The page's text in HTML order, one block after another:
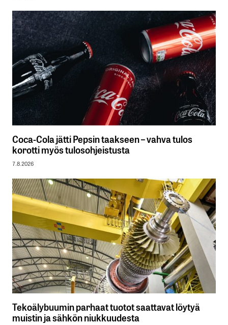
Coca-Cola jätti Pepsin taakseen – vahva tulos
korotti myös tulosohjeistusta
7.8.2026
Tekoälybuumin parhaat tuotot saattavat löytyä
muistin ja sähkön niukkuudesta